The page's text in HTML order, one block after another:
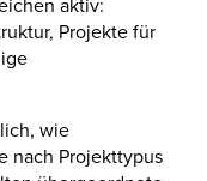
aktiv:
Projekte für
wie
nach Projekttypus